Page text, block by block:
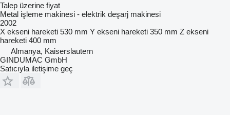
Talep üzerine fiyat
Metal işleme makinesi - elektrik deşarj makinesi
2002
X ekseni hareketi 530 mm Y ekseni hareketi 350 mm Z ekseni
hareketi 400 mm
Almanya, Kaiserslautern
GINDUMAC GmbH
Satıcıyla iletişime geç